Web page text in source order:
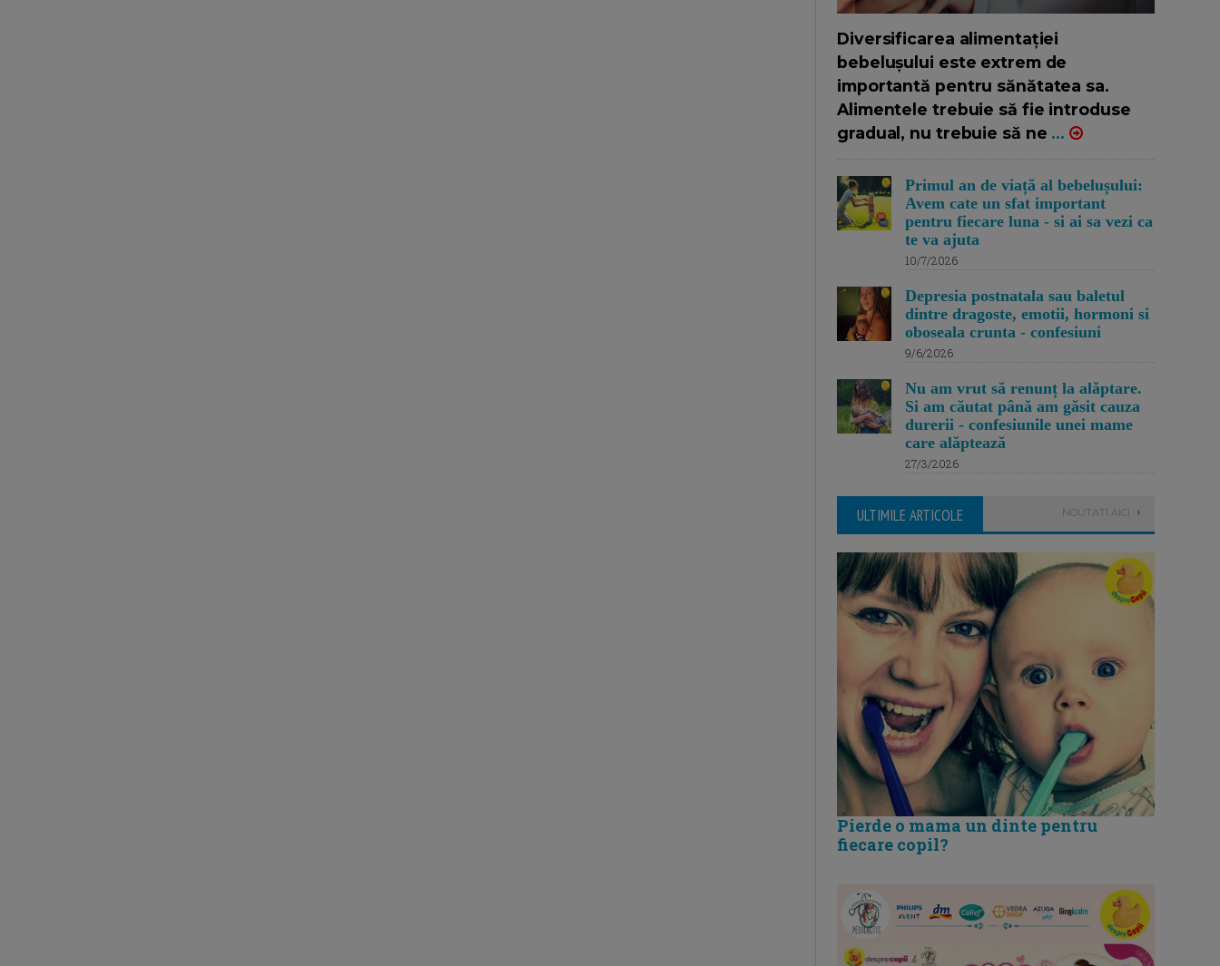
Diversificarea alimentației
bebelușului este extrem de
importantă pentru sănătatea sa.
Alimentele trebuie să fie introduse
gradual, nu trebuie să ne ...
Primul an de viață al bebelușului:
Avem cate un sfat important
pentru fiecare luna - si ai sa vezi ca
te va ajuta
10/7/2026
Depresia postnatala sau baletul
dintre dragoste, emotii, hormoni si
oboseala crunta - confesiuni
9/6/2026
Nu am vrut să renunț la alăptare.
Si am căutat până am găsit cauza
durerii - confesiunile unei mame
care alăptează
27/3/2026
ULTIMILE ARTICOLE NOUTATI AICI
Pierde o mama un dinte pentru
fiecare copil?